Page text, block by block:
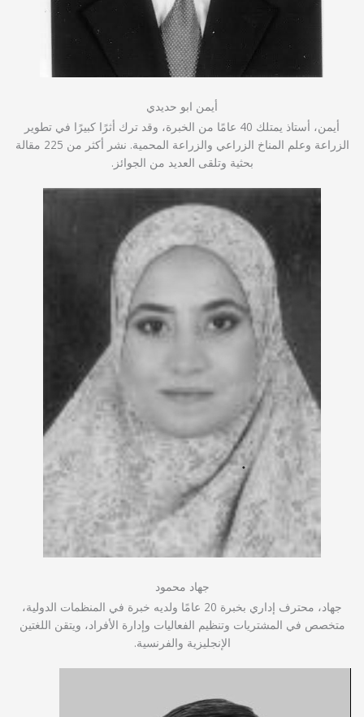
أيمن ابو حديدي
أيمن، أستاذ يمتلك 40 عامًا من الخبرة، وقد ترك أثرًا كبيرًا في تطوير
الزراعة وعلم المناخ الزراعي والزراعة المحمية. نشر أكثر من 225 مقالة
بحثية وتلقى العديد من الجوائز.
جهاد محمود
جهاد، محترف إداري بخبرة 20 عامًا ولديه خبرة في المنظمات الدولية،
متخصص في المشتريات وتنظيم الفعاليات وإدارة الأفراد، ويتقن اللغتين
الإنجليزية والفرنسية.